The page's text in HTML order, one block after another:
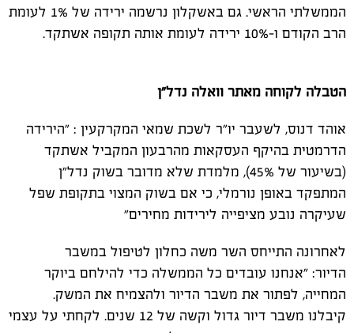
הממשלתי הראשי. גם באשקלון נרשמה ירידה של 1% לעומת
הרב הקודם ו-10% ירידה לעומת אותה תקופה אשתקד.
הטבלה לקוחה מאתר וואלה נדל"ן
אוהד דנוס, לשעבר יו"ר לשכת שמאי המקרקעין : "הירידה
הדרמטית בהיקף העסקאות מהרבעון המקביל אשתקד
(בשיעור של 45%), מלמדת שלא מדובר בשוק נדל"ן
המתפקד באופן נורמלי, כי אם בשוק המצוי בתקופת שפל
שעיקרה נובע מציפייה לירידות מחירים"
לאחרונה התייחס השר משה כחלון לטיפול במשבר
הדיור: "אנחנו עובדים כל הממשלה כדי להילחם ביוקר
המחייה, לפתור את משבר הדיור ולהצמיח את המשק.
קיבלנו משבר דיור גדול וקשה של 12 שנים. לקחתי על עצמי